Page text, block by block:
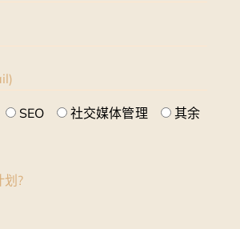
SEO 社交媒体管理
其余
划?